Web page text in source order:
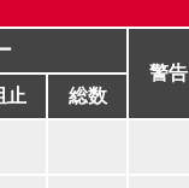
警告
止
総数